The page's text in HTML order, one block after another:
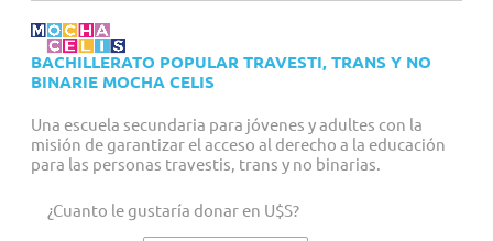
BACHILLERATO POPULAR TRAVESTI, TRANS Y NO
BINARIE MOCHA CELIS
Una escuela secundaria para jóvenes y adultes con la
misión de garantizar el acceso al derecho a la educación
para las personas travestis, trans y no binarias.
¿Cuanto le gustaría donar en U$S?